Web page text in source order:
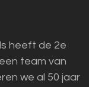
heeft de 2e
team van
we al 50 jaar